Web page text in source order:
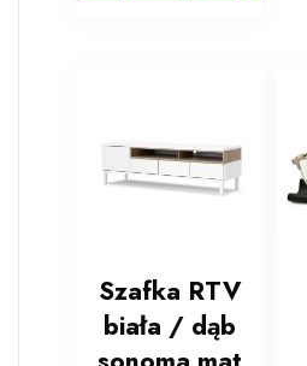
Szafka RTV
biała / dąb